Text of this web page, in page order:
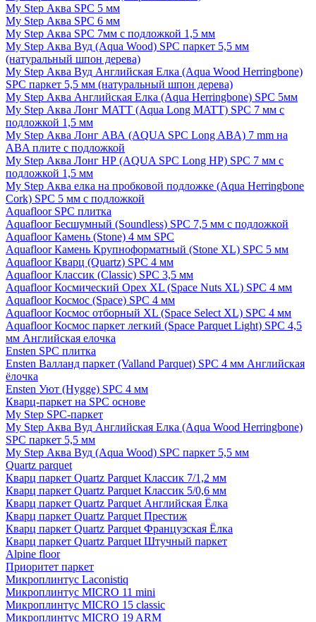
My Step Аква SPC 5 мм
My Step Аква SPC 6 мм
My Step Аква SPC 7мм c подложкой 1,5 мм
My Step Аква Вуд (Aqua Wood) SPC паркет 5,5 мм
(натуральный шпон дерева)
My Step Аква Вуд Английская Елка (Aqua Wood Herringbone)
SPC паркет 5,5 мм (натуральный шпон дерева)
My Step Аква Английская Елка (Aqua Herringbone) SPC 5мм
My Step Аква Лонг MATT (Aqua Long MATT) SPC 7 мм с
подложкой 1,5 мм
My Step Аква Лонг АВА (AQUA SPC Long ABA) 7 mm на
ABA плите с подложкой
My Step Аква Лонг НР (AQUA SPC Long HP) SPC 7 мм с
подложкой 1,5 мм
My Step Аква елка на пробковой подложке (Aqua Herringbone
Cork) SPC 5 мм с подложкой
Aquafloor SPC плитка
Aquafloor Бесшумный (Soundless) SPC 7,5 мм с подложкой
Aquafloor Камень (Stone) 4 мм SPC
Aquafloor Камень Крупноформатный (Stone XL) SPC 5 мм
Aquafloor Кварц (Quartz) SPC 4 мм
Aquafloor Классик (Classic) SPC 3,5 мм
Aquafloor Космический Орех XL (Space Nuts XL) SPC 4 мм
Aquafloor Космос (Space) SPC 4 мм
Aquafloor Космос отборный XL (Space Select XL) SPC 4 мм
Aquafloor Космос паркет легкий (Space Parquet Light) SPC 4,5
мм Английская елочка
Ensten SPC плитка
Ensten Валланд паркет (Valland Parquet) SPC 4 мм Английская
ёлочка
Ensten Уют (Hygge) SPC 4 мм
Кварц-паркет на SPC основе
My Step SPC-паркет
My Step Аква Вуд Английская Елка (Aqua Wood Herringbone)
SPC паркет 5,5 мм
My Step Аква Вуд (Aqua Wood) SPC паркет 5,5 мм
Quartz parquet
Кварц паркет Quartz Parquet Классик 7/1,2 мм
Кварц паркет Quartz Parquet Классик 5/0,6 мм
Кварц паркет Quartz Parquet Английская Ёлка
Кварц паркет Quartz Parquet Престиж
Кварц паркет Quartz Parquet Французская Ёлка
Кварц паркет Quartz Parquet Штучный паркет
Alpine floor
Приоритет паркет
Микроплинтус Laconistiq
Микроплинтус MICRO 11 mini
Микроплинтус MICRO 15 classic
Микроплинтус MICRO 19 ARM